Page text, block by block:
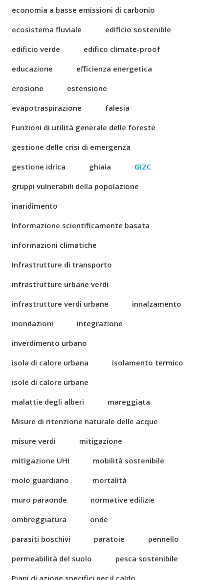
economia a basse emissioni di carbonio
ecosistema fluviale
edificio sostenible
edificio verde
edifico climate-proof
educazione
efficienza energetica
erosione
estensione
evapotraspirazione
falesia
Funzioni di utilità generale delle foreste
gestione delle crisi di emergenza
gestione idrica
ghiaia
GIZC
gruppi vulnerabili della popolazione
inaridimento
Informazione scientificamente basata
informazioni climatiche
Infrastrutture di transporto
infrastrutture urbane verdi
infrastrutture verdi urbane
innalzamento
inondazioni
integrazione
inverdimento urbano
isola di calore urbana
isolamento termico
isole di calore urbane
malattie degli alberi
mareggiata
Misure di ritenzione naturale delle acque
misure verdi
mitigazione
mitigazione UHI
mobilità sostenibile
molo guardiano
mortalità
muro paraonde
normative edilizie
ombreggiatura
onde
parasiti boschivi
paratoie
pennello
permeabilità del suolo
pesca sostenibile
Piani di azione specifici per il caldo